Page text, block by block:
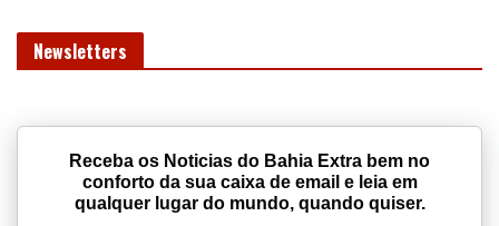
Newsletters
Receba os Noticias do Bahia Extra bem no
conforto da sua caixa de email e leia em
qualquer lugar do mundo, quando quiser.